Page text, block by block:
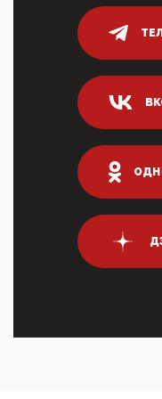
Он это ...
04:47, 10 Апреля 2026
ИНН для переводов
логических
переводах по ...
03:35, 10 Апреля 2026
крупных банках по
млрд руб. ...
03:01, 10 Апреля 2026
Террорист и
что союзники
энергети...
01:54, 10 Апреля 2026